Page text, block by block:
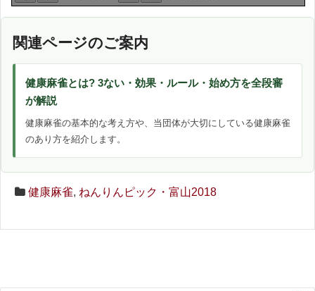
関連ページのご案内
健康麻雀とは? 3ない・効果・ルール・始め方を全段審
が解説
健康麻雀の基本的な考え方や、当団体が大切にしている健康麻雀
のあり方を紹介します。
健康麻雀, ねんりんピック・富山2018